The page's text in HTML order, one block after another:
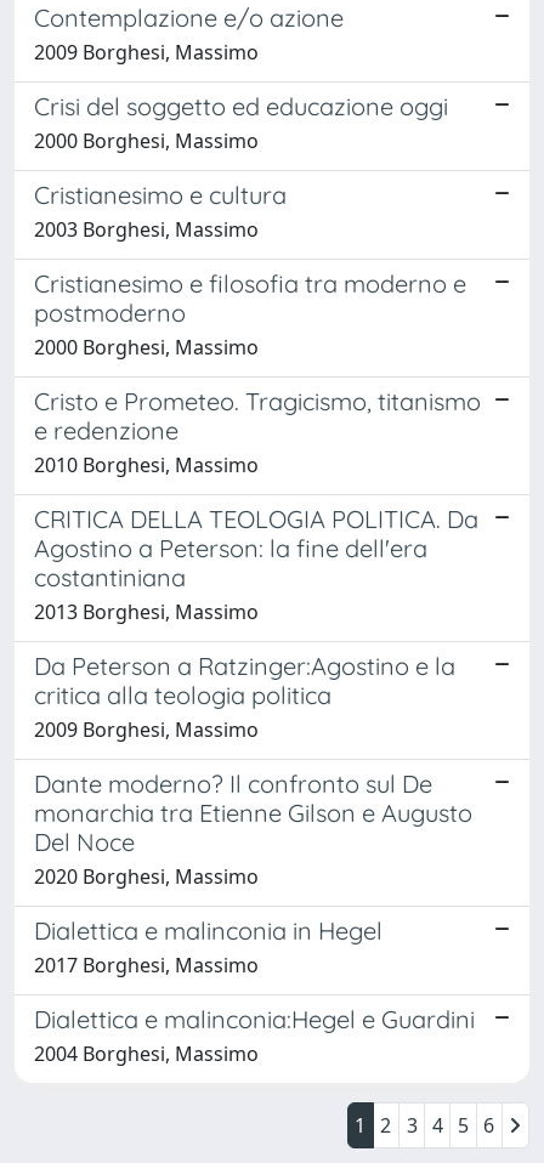
Contemplazione e/o azione
2009 Borghesi, Massimo
Crisi del soggetto ed educazione oggi
2000 Borghesi, Massimo
Cristianesimo e cultura
2003 Borghesi, Massimo
Cristianesimo e filosofia tra moderno e
postmoderno
2000 Borghesi, Massimo
Cristo e Prometeo. Tragicismo, titanismo
e redenzione
2010 Borghesi, Massimo
CRITICA DELLA TEOLOGIA POLITICA. Da
Agostino a Peterson: la fine dell'era
costantiniana
2013 Borghesi, Massimo
Da Peterson a Ratzinger:Agostino e la
critica alla teologia politica
2009 Borghesi, Massimo
Dante moderno? Il confronto sul De
monarchia tra Etienne Gilson e Augusto
Del Noce
2020 Borghesi, Massimo
Dialettica e malinconia in Hegel
2017 Borghesi, Massimo
Dialettica e malinconia:Hegel e Guardini
2004 Borghesi, Massimo
1 2 3 4 5 6